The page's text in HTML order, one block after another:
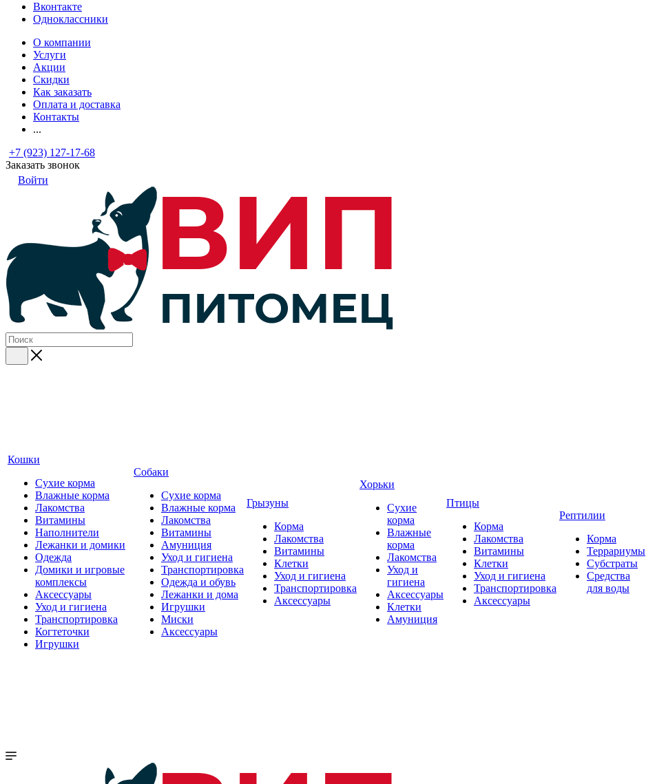
Вконтакте
Одноклассники
О компании
Услуги
Акции
Скидки
Как заказать
Оплата и доставка
Контакты
...
+7 (923) 127-17-68
Заказать звонок
Войти
Кошки
Сухие корма
Влажные корма
Лакомства
Витамины
Наполнители
Лежанки и домики
Одежда
Домики и игровые
комплексы
Аксессуары
Уход и гигиена
Транспортировка
Когтеточки
Игрушки
Собаки
Сухие корма
Влажные корма
Лакомства
Витамины
Амуниция
Уход и гигиена
Транспортировка
Одежда и обувь
Лежанки и дома
Игрушки
Миски
Аксессуары
Грызуны
Корма
Лакомства
Витамины
Клетки
Уход и гигиена
Транспортировка
Аксессуары
Хорьки
Сухие
корма
Влажные
корма
Лакомства
Уход и
гигиена
Аксессуары
Клетки
Амуниция
Птицы
Корма
Лакомства
Витамины
Клетки
Уход и гигиена
Транспортировка
Аксессуары
Рептилии
Корма
Террариумы
Субстраты
Средства
для воды